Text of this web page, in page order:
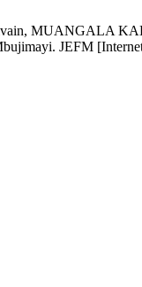
MUANGALA
JEFM